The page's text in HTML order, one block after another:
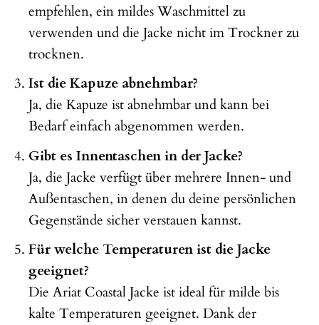
empfehlen, ein mildes Waschmittel zu
verwenden und die Jacke nicht im Trockner zu
trocknen.
Ist die Kapuze abnehmbar?
Ja, die Kapuze ist abnehmbar und kann bei
Bedarf einfach abgenommen werden.
Gibt es Innentaschen in der Jacke?
Ja, die Jacke verfügt über mehrere Innen- und
Außentaschen, in denen du deine persönlichen
Gegenstände sicher verstauen kannst.
Für welche Temperaturen ist die Jacke
geeignet?
Die Ariat Coastal Jacke ist ideal für milde bis
kalte Temperaturen geeignet. Dank der